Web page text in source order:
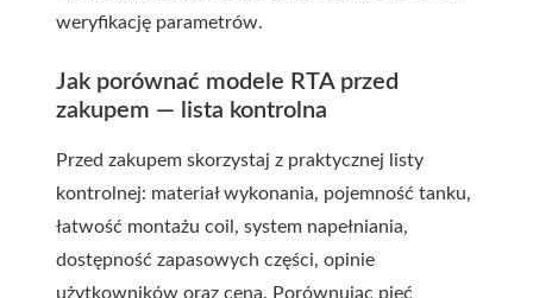
weryfikację parametrów.
Jak porównać modele RTA przed
zakupem — lista kontrolna
Przed zakupem skorzystaj z praktycznej listy
kontrolnej: materiał wykonania, pojemność tanku,
łatwość montażu coil, system napełniania,
dostępność zapasowych części, opinie
użytkowników oraz cena. Porównując pięć